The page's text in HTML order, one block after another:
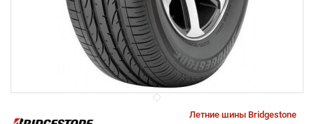
Летние шины Bridgestone